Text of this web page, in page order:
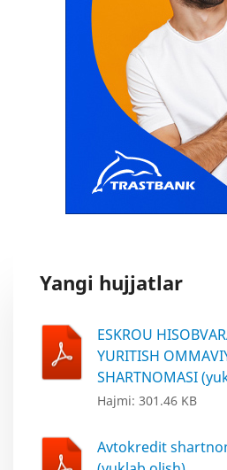
Yangi hujjatlar
ESKROU
YURITISH
SHARTNOMASI
Hajmi: 301.46 KB
Avtokredit